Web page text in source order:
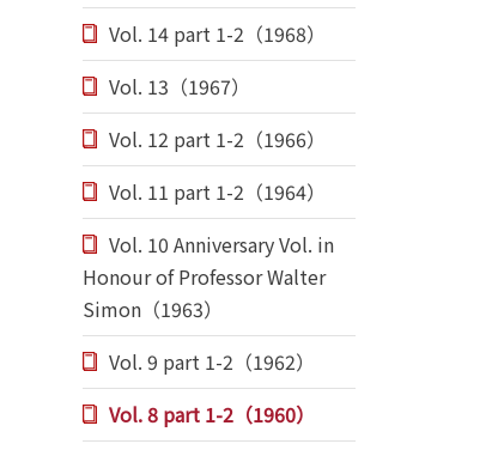
Vol. 14 part 1-2（1968）
Vol. 13（1967）
Vol. 12 part 1-2（1966）
Vol. 11 part 1-2（1964）
Vol. 10 Anniversary Vol. in
Honour of Professor Walter
Simon（1963）
Vol. 9 part 1-2（1962）
Vol. 8 part 1-2（1960）